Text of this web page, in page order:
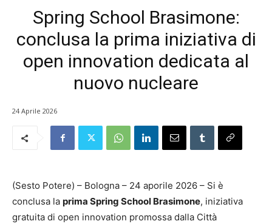
Spring School Brasimone:
conclusa la prima iniziativa di
open innovation dedicata al
nuovo nucleare
24 Aprile 2026
(Sesto Potere) – Bologna – 24 aporile 2026 – Si è
conclusa la prima Spring School Brasimone, iniziativa
gratuita di open innovation promossa dalla Città